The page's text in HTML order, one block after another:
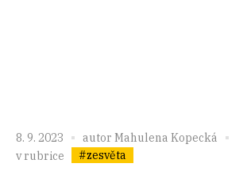
8. 9. 2023 autor Mahulena Kopecká
v rubrice
#zesvěta